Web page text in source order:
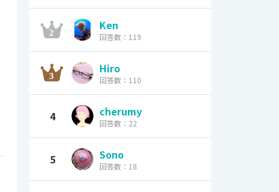
Ken
回答数：119
Hiro
回答数：110
4 cherumy
回答数：22
5 Sono
回答数：18